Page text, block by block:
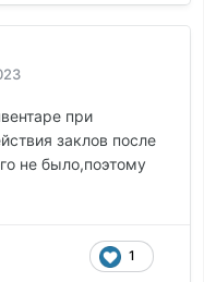
при
заклов после
не было,поэтому
1